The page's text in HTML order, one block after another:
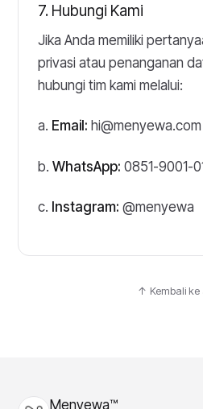
7. Hubungi Kami
Jika Anda memiliki
privasi atau penanganan
hubungi tim kami melalui:
a. Email: hi@menyewa.com
b. WhatsApp: 0851-9001-
c. Instagram: @menyewa
↑ Kembali ke
Menyewa™